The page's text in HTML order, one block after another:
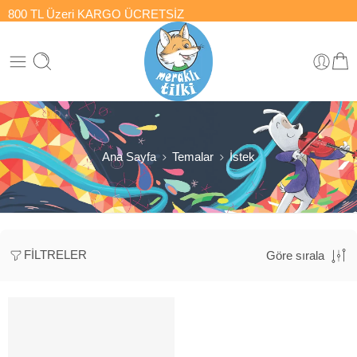
800 TL Üzeri KARGO ÜCRETSİZ
Ana Sayfa Temalar İstek
FILTRELER Göre sırala